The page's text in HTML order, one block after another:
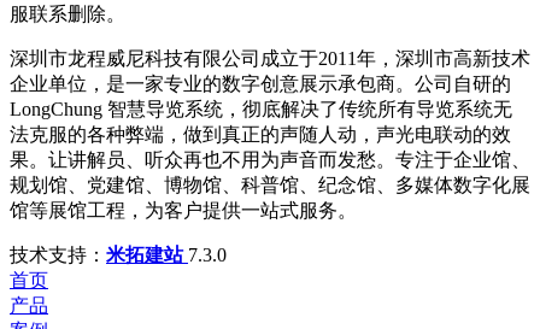
服联系删除。
深圳市龙程威尼科技有限公司成立于2011年，深圳市高新技术
企业单位，是一家专业的数字创意展示承包商。公司自研的
LongChung 智慧导览系统，彻底解决了传统所有导览系统无
法克服的各种弊端，做到真正的声随人动，声光电联动的效
果。让讲解员、听众再也不用为声音而发愁。专注于企业馆、
规划馆、党建馆、博物馆、科普馆、纪念馆、多媒体数字化展
馆等展馆工程，为客户提供一站式服务。
技术支持： 米拓建站 7.3.0
首页
产品